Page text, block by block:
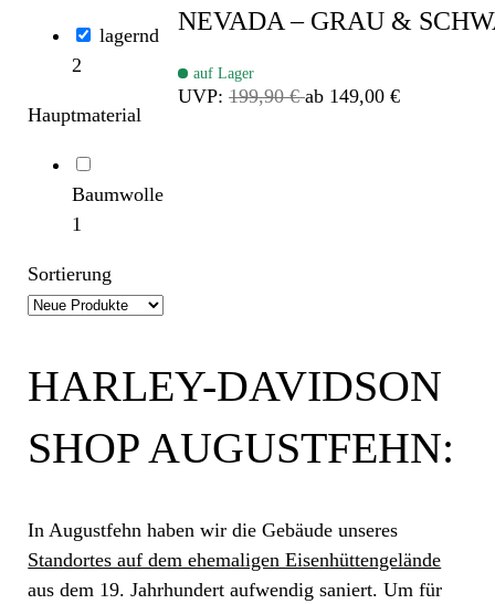
lagernd
2
Hauptmaterial
Baumwolle
1
Sortierung
NEVADA – GRAU &
auf Lager
UVP:199,90 € ab 149,00 €
HARLEY-DAVIDSON
SHOP AUGUSTFEHN:
In Augustfehn haben wir die Gebäude unseres
Standortes auf dem ehemaligen Eisenhüttengelände
aus dem 19. Jahrhundert aufwendig saniert. Um für